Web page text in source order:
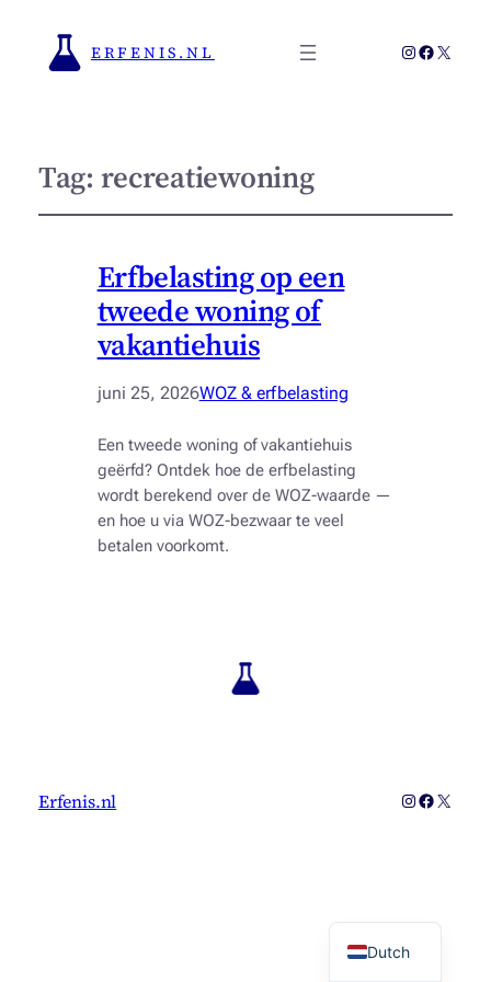
ERFENIS.NL Instagram
X
Tag: recreatiewoning
Erfbelasting op een
tweede woning of
vakantiehuis
juni 25, 2026WOZ & erfbelasting
Een tweede woning of vakantiehuis
geërfd? Ontdek hoe de erfbelasting
wordt berekend over de WOZ-waarde —
en hoe u via WOZ-bezwaar te veel
betalen voorkomt.
Erfenis.nl Instagram
X
Dutch